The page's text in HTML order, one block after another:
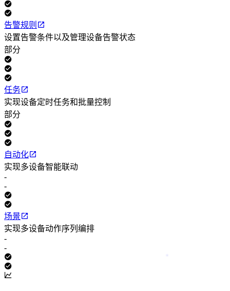
告警规则
设置告警条件以及管理设备告警状态
部分
任务
实现设备定时任务和批量控制
部分
自动化
实现多设备智能联动
-
-
场景
实现多设备动作序列编排
-
-